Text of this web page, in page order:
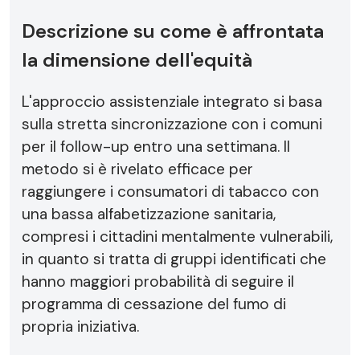
Descrizione su come è affrontata
la dimensione dell'equità
L'approccio assistenziale integrato si basa
sulla stretta sincronizzazione con i comuni
per il follow-up entro una settimana. Il
metodo si è rivelato efficace per
raggiungere i consumatori di tabacco con
una bassa alfabetizzazione sanitaria,
compresi i cittadini mentalmente vulnerabili,
in quanto si tratta di gruppi identificati che
hanno maggiori probabilità di seguire il
programma di cessazione del fumo di
propria iniziativa.